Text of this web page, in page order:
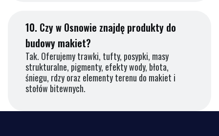
10. Czy w Osnowie znajdę produkty do
budowy makiet?
Tak. Oferujemy trawki, tufty, posypki, masy
strukturalne, pigmenty, efekty wody, błota,
śniegu, rdzy oraz elementy terenu do makiet i
stołów bitewnych.